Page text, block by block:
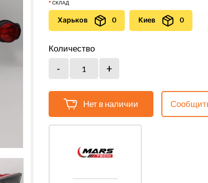
СКЛАД
Харьков 0 Киев 0
Количество
Нет в наличии